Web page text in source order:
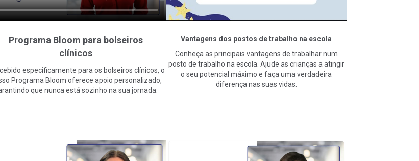
Programa Bloom para bolseiros
clínicos
especificamente para os bolseiros clínicos, o
Programa Bloom oferece apoio personalizado,
que nunca está sozinho na sua jornada.
Vantagens dos postos de trabalho na escola
Conheça as principais vantagens de trabalhar num
posto de trabalho na escola. Ajude as crianças a atingir
o seu potencial máximo e faça uma verdadeira
diferença nas suas vidas.